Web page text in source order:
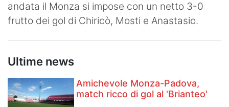
andata il Monza si impose con un netto 3-0
frutto dei gol di Chiricò, Mosti e Anastasio.
Ultime news
Amichevole Monza-Padova,
match ricco di gol al 'Brianteo'